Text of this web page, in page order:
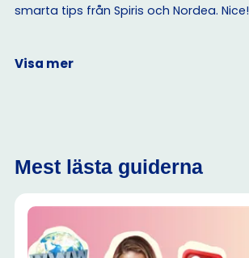
smarta tips från Spiris och Nordea. Nice!
Visa mer
Mest lästa guiderna